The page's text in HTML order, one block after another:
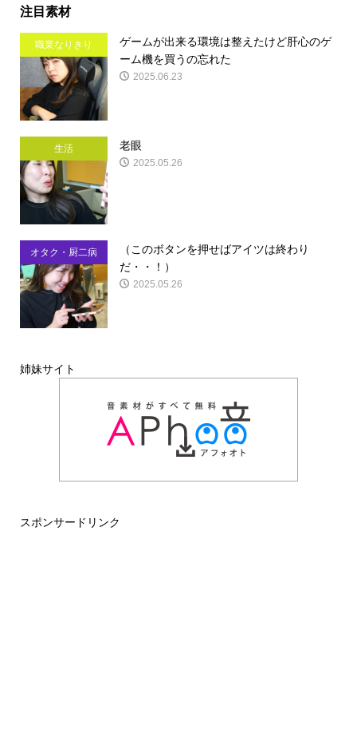
注目素材
職業なりきり
ゲームが出来る環境は整えたけど肝心のゲ
ーム機を買うの忘れた
2025.06.23
生活 老眼
2025.05.26
オタク・厨二病
（このボタンを押せばアイツは終わり
だ・・！）
2025.05.26
姉妹サイト
スポンサードリンク